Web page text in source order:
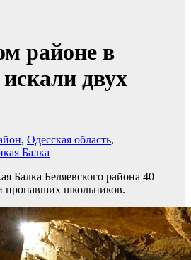
районе в
двух
, Одесская область,
Балка
Балка Беляевского района 40
пропавших школьников.